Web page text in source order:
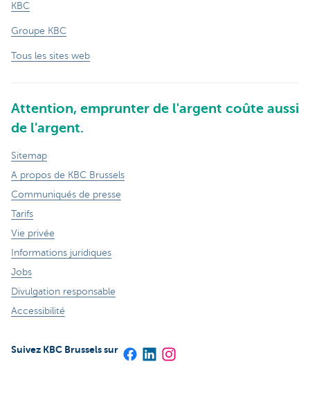
KBC
Groupe KBC
Tous les sites web
Attention, emprunter de l'argent coûte aussi
de l'argent.
Sitemap
A propos de KBC Brussels
Communiqués de presse
Tarifs
Vie privée
Informations juridiques
Jobs
Divulgation responsable
Accessibilité
Suivez KBC Brussels sur